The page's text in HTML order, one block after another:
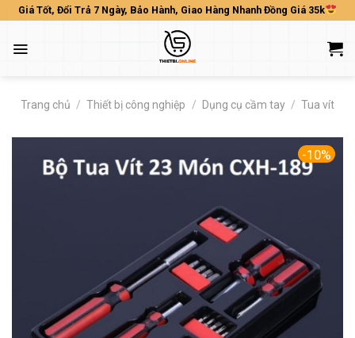
Skip
content
Giá Tốt, Đổi Trả 7 Ngày, Bảo Hành, Giao Hàng Nhanh Đồng Giá 35k
Trang chủ / Thiết bị công nghiệp / Dụng cụ cầm tay / Tua vít
-10%